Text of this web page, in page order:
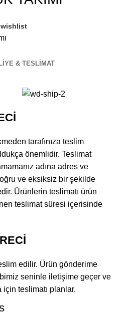
& TESLIMAT
tarafınıza teslim
önemlidir. Teslimat
adına adres ve
ve eksiksiz bir şekilde
Ürünlerin teslimatı ürün
teslimat süresi içerisinde
edilir. Ürün gönderime
seninle iletişime geçer ve
teslimatı planlar.